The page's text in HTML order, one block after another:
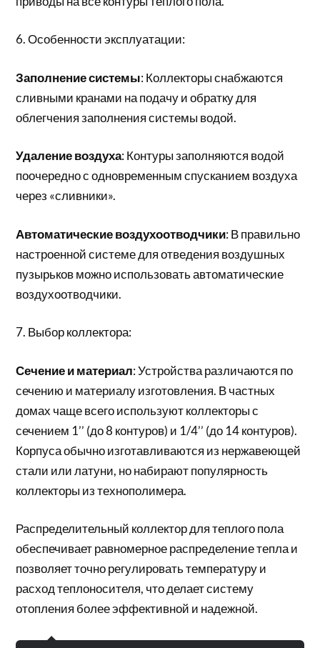
6. Особенности эксплуатации:
Заполнение системы: Коллекторы снабжаются
сливными кранами на подачу и обратку для
облегчения заполнения системы водой.
Удаление воздуха: Контуры заполняются водой
поочередно с одновременным спусканием воздуха
через «сливники».
Автоматические воздухоотводчики: В правильно
настроенной системе для отведения воздушных
пузырьков можно использовать автоматические
воздухоотводчики.
7. Выбор коллектора:
Сечение и материал: Устройства различаются по
сечению и материалу изготовления. В частных
домах чаще всего используют коллекторы с
сечением 1’’ (до 8 контуров) и 1/4’’ (до 14 контуров).
Корпуса обычно изготавливаются из нержавеющей
стали или латуни, но набирают популярность
коллекторы из технополимера.
Распределительный коллектор для теплого пола
обеспечивает равномерное распределение тепла и
позволяет точно регулировать температуру и
расход теплоносителя, что делает систему
отопления более эффективной и надежной.